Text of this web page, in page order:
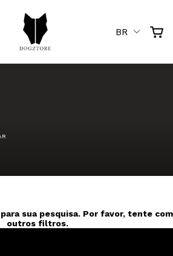
BR
sua pesquisa. Por favor, tente com
outros filtros.